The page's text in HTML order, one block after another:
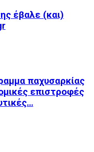
έβαλε (και)
παχυσαρκίας
επιστροφές